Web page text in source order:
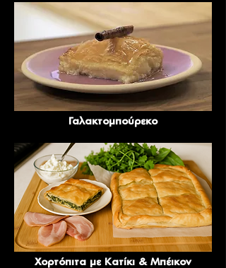
Γαλακτομπούρεκο
Χορτόπιτα με Κατίκι & Μπέικον